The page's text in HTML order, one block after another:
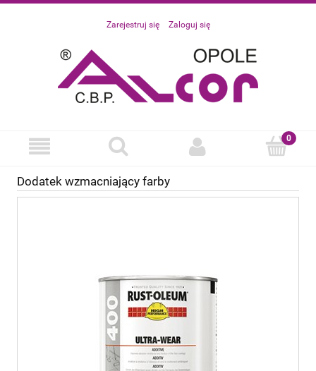
Zarejestruj się Zaloguj się
Dodatek wzmacniający farby